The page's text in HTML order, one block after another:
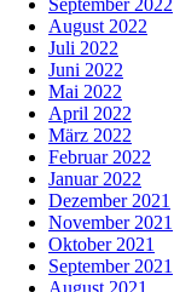
September 2022
August 2022
Juli 2022
Juni 2022
Mai 2022
April 2022
März 2022
Februar 2022
Januar 2022
Dezember 2021
November 2021
Oktober 2021
September 2021